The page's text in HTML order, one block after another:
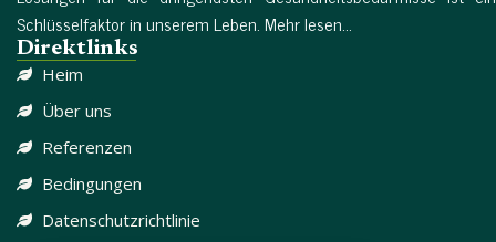
Schlüsselfaktor in unserem Leben. Mehr lesen...
Direktlinks
Heim
Über uns
Referenzen
Bedingungen
Datenschutzrichtlinie